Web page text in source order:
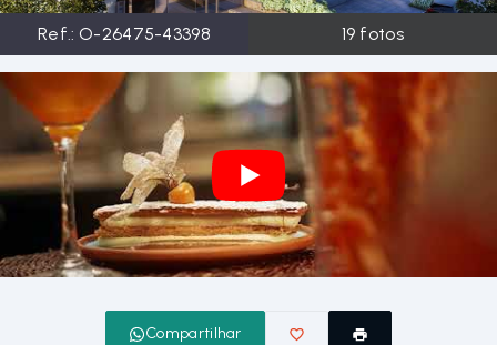
Ref.:O-26475-43398 19 fotos
Compartilhar